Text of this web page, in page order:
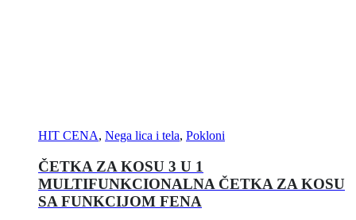
HIT CENA, Nega lica i tela, Pokloni
ČETKA ZA KOSU 3 U 1
MULTIFUNKCIONALNA ČETKA ZA KOSU
SA FUNKCIJOM FENA